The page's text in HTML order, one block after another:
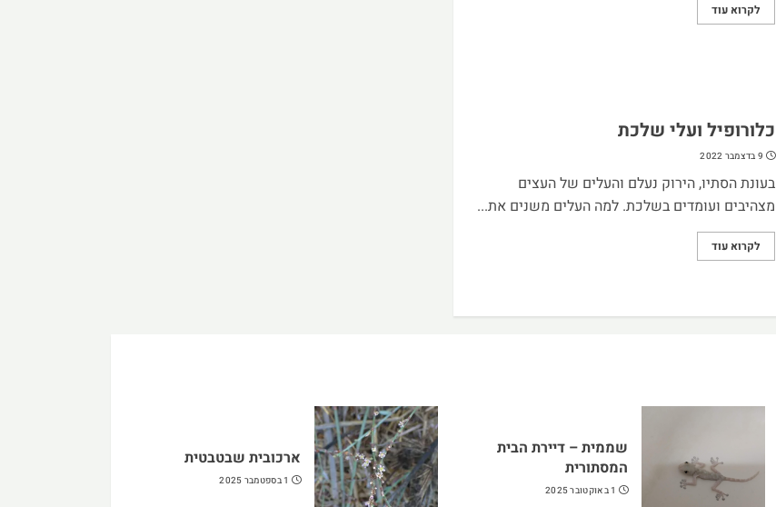
לקרוא עוד
כלורופיל ועלי שלכת
9 בדצמבר 2022
בעונת הסתיו, הירוק נעלם והעלים של העצים
מצהיבים ועומדים בשלכת. למה העלים משנים את...
לקרוא עוד
שממית – דיירת הבית
המסתורית
1 באוקטובר 2025
ארכובית שבטבטית
1 בספטמבר 2025